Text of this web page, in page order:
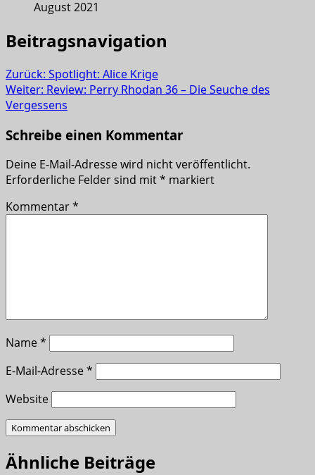
August 2021
Beitragsnavigation
Zurück: Spotlight: Alice Krige
Weiter: Review: Perry Rhodan 36 – Die Seuche des
Vergessens
Schreibe einen Kommentar
Deine E-Mail-Adresse wird nicht veröffentlicht.
Erforderliche Felder sind mit* markiert
Kommentar*
Name*
E-Mail-Adresse*
Website
Ähnliche Beiträge